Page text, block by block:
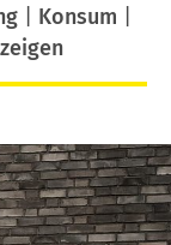
Konsum